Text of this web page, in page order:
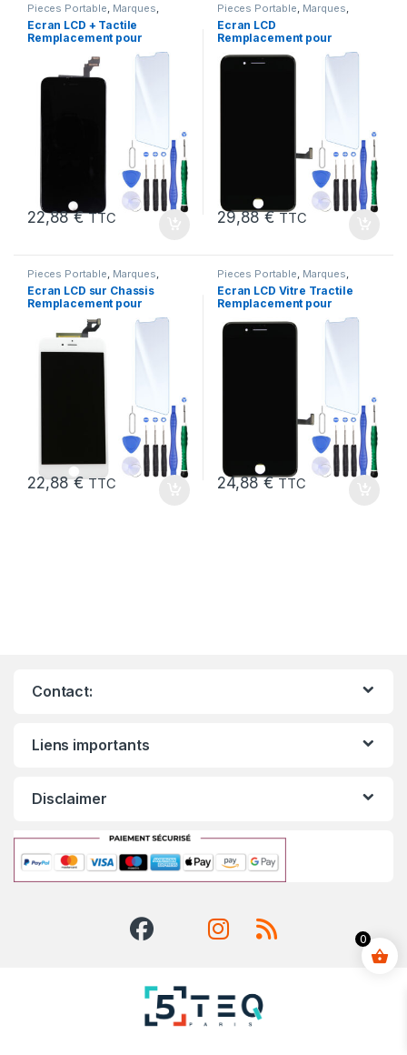
Pieces Portable, Marques,
Apple iPhone 6 Plus
Ecran LCD + Tactile
Remplacement pour
iPhone 6 Plus Noir + Kit
22,88€ TTC
Pieces Portable, Marques,
Apple iPhone 7 Plus
Ecran LCD
Remplacement pour
+Verre Trempe +Kit
29,88€ TTC
Pieces Portable Marques
iPhone 6S Plus
Ecran LCD sur Chassis
Remplacement pour
iPhone 6S Plus Blanc
22,88€ TTC
Pieces Portable Marques
iPhone 7
Ecran LCD Vitre Tractile
Remplacement pour
24,88€ TTC
Contact:
Liens importants
Disclaimer
0